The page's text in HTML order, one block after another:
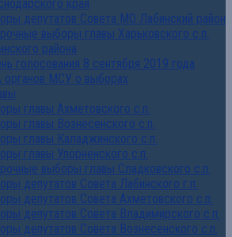
края
депутатов Совета МО Лабинский район
выборы главы Харьковского с.п.
района
голосования 8 сентября 2019 года
МСУ о выборах
главы Ахметовского с.п.
главы Вознесенского с.п.
главы Каладжинского с.п.
главы Упорненского с.п.
выборы главы Сладковского с.п.
депутатов Совета Лабинского г.п.
депутатов Совета Ахметовского с.п.
депутатов Совета Владимирского с.п.
депутатов Совета Вознесенского с.п.